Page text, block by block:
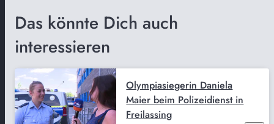
Das könnte Dich auch
interessieren
Olympiasiegerin Daniela
Maier beim Polizeidienst in
Freilassing